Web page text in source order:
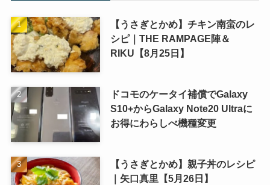
【うさぎとかめ】チキン南蛮のレ
シピ｜THE RAMPAGE陣＆
RIKU【8月25日】
ドコモのケータイ補償でGalaxy
S10+からGalaxy Note20 Ultraに
お得にわらしべ機種変更
【うさぎとかめ】親子丼のレシピ
｜矢口真里【5月26日】